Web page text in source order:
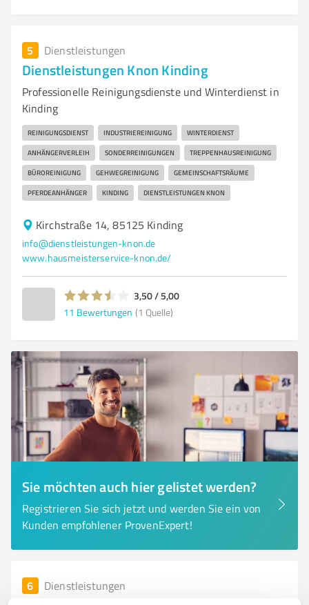
5 Dienstleistungen
Dienstleistungen Knon Kinding
Professionelle Reinigungsdienste und Winterdienst in
Kinding
REINIGUNGSDIENST INDUSTRIEREINIGUNG WINTERDIENST
ANHÄNGERVERLEIH SONDERREINIGUNGEN TREPPENHAUSREINIGUNG
BÜROREINIGUNG GEHWEGREINIGUNG GEMEINSCHAFTSRÄUME
PFERDEANHÄNGER KINDING DIENSTLEISTUNGEN KNON
Kirchstraße 14, 85125 Kinding
info@dienstleistungen-knon.de
www.hausmeisterservice-knon.de/
3,50 / 5,00
11 Bewertungen (1 Quelle)
Sie möchten auch hier gelistet werden?
Registrieren Sie sich jetzt und werden Sie ein von
Kunden empfohlener ProvenExpert!
6 Dienstleistungen